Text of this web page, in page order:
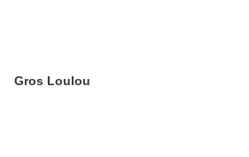
Gros Loulou